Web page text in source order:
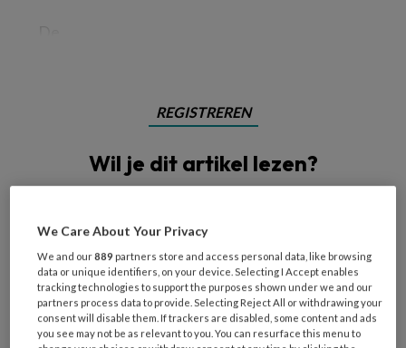
REGISTREREN
Wil je dit artikel lezen?
artikelen gratis per maand
Al een account of abonnement?Log dan in
Wat
is
We Care About Your Privacy
We and our889 partners store and access personal data, like browsing
data or unique identifiers, on your device. Selecting I Accept enables
tracking technologies to support the purposes shown under we and our
partners process data to provide. Selecting Reject All or withdrawing your
consent will disable them. If trackers are disabled, some content and ads
you see may not be as relevant to you. You can resurface this menu to